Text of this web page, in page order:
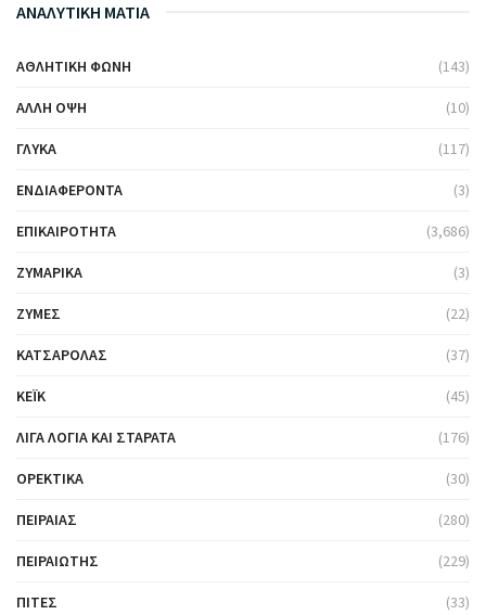
ΑΝΑΛΥΤΙΚΗ ΜΑΤΙΑ
ΑΘΛΗΤΙΚΉ ΦΩΝΉ (143)
ΆΛΛΗ ΌΨΗ (10)
ΓΛΥΚΆ (117)
ΕΝΔΙΑΦΈΡΟΝΤΑ (3)
ΕΠΙΚΑΙΡΌΤΗΤΑ (3,686)
ΖΥΜΑΡΙΚΆ (3)
ΖΎΜΕΣ (22)
ΚΑΤΣΑΡΌΛΑΣ (37)
ΚΈΙΚ (45)
ΛΊΓΑ ΛΌΓΙΑ ΚΑΙ ΣΤΑΡΆΤΑ (176)
ΟΡΕΚΤΙΚΆ (30)
ΠΕΙΡΑΙΆΣ (280)
ΠΕΙΡΑΙΏΤΗΣ (229)
ΠΊΤΕΣ (33)